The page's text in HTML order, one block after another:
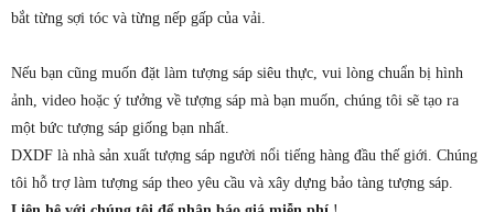
bắt từng sợi tóc và từng nếp gấp của vải.
Nếu bạn cũng muốn đặt làm tượng sáp siêu thực, vui lòng chuẩn bị hình
ảnh, video hoặc ý tưởng về tượng sáp mà bạn muốn, chúng tôi sẽ tạo ra
một bức tượng sáp giống bạn nhất.
DXDF là nhà sản xuất tượng sáp người nổi tiếng hàng đầu thế giới. Chúng
tôi hỗ trợ làm tượng sáp theo yêu cầu và xây dựng bảo tàng tượng sáp.